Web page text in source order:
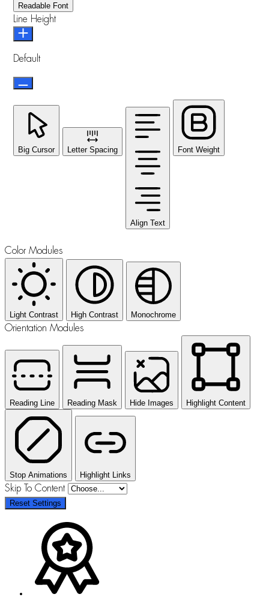
Readable Font
Line Height
Default
Big Cursor Letter Spacing
Align Text
Font Weight
Color Modules
Light Contrast High Contrast Monochrome
Orientation Modules
Reading Line Reading Mask Hide Images Highlight Content
Stop Animations Highlight Links
Skip To Content
Reset Settings